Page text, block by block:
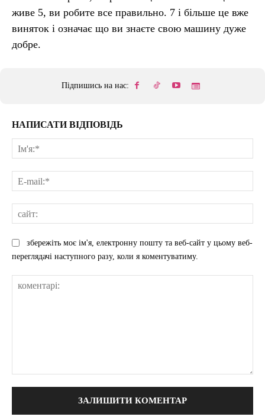
живе 5, ви робите все правильно. 7 і більше це вже
виняток і означає що ви знаєте свою машину дуже
добре.
Підпишись на нас:
НАПИСАТИ ВІДПОВІДЬ
збережіть моє ім'я, електронну пошту та веб-сайт у цьому веб-
переглядачі наступного разу, коли я коментуватиму.